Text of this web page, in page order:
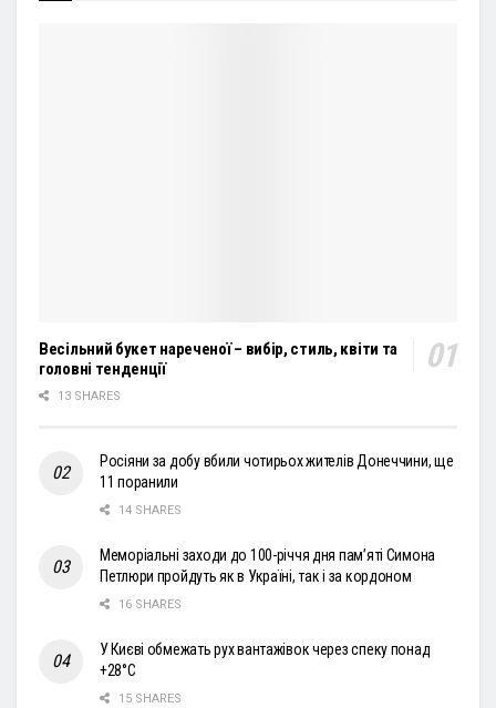
Весільний букет нареченої – вибір, стиль, квіти та
головні тенденції
13 SHARES
Росіяни за добу вбили чотирьох жителів Донеччини, ще
11 поранили
14 SHARES
Меморіальні заходи до 100-річчя дня пам’яті Симона
Петлюри пройдуть як в Україні, так і за кордоном
16 SHARES
У Києві обмежать рух вантажівок через спеку понад
+28°С
15 SHARES